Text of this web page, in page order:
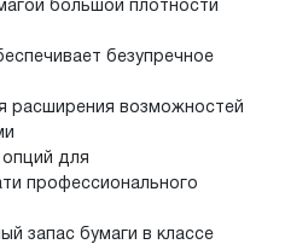
большой плотности
безупречное
расширения возможностей
для
профессионального
запас бумаги в классе